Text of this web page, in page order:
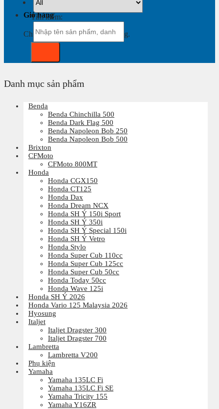
Giỏ hàng
Chưa có sản phẩm trong giỏ hàng.
Tìm kiếm:
Danh mục sản phẩm
Benda
Benda Chinchilla 500
Benda Dark Flag 500
Benda Napoleon Bob 250
Benda Napoleon Bob 500
Brixton
CFMoto
CFMoto 800MT
Honda
Honda CGX150
Honda CT125
Honda Dax
Honda Dream NCX
Honda SH Ý 150i Sport
Honda SH Ý 350i
Honda SH Ý Special 150i
Honda SH Ý Vetro
Honda Stylo
Honda Super Cub 110cc
Honda Super Cub 125cc
Honda Super Cub 50cc
Honda Today 50cc
Honda Wave 125i
Honda SH Ý 2026
Honda Vario 125 Malaysia 2026
Hyosung
Italjet
Italjet Dragster 300
Italjet Dragster 700
Lambretta
Lambretta V200
Phụ kiện
Yamaha
Yamaha 135LC Fi
Yamaha 135LC Fi SE
Yamaha Tricity 155
Yamaha Y16ZR